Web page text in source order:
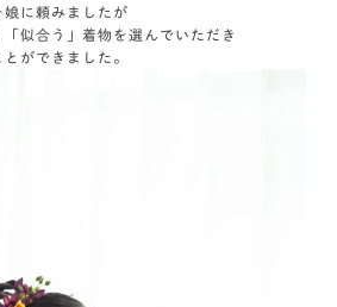
に頼みましたが
「似合う」着物を選んでいただき
ができました。